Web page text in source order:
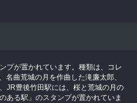
プが置かれています。種類は、コレ
曲荒城の月を作曲した滝廉太郎、
JR豊後竹田駅には、桜と荒城の月の
ある駅」のスタンプが置かれていま